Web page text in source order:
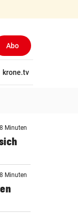
Abo
krone.tv
Minuten
Minuten